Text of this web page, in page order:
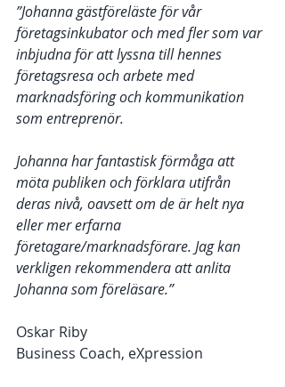
”Johanna gästföreläste för vår
företagsinkubator och med fler som var
inbjudna för att lyssna till hennes
företagsresa och arbete med
marknadsföring och kommunikation
som entreprenör.
Johanna har fantastisk förmåga att
möta publiken och förklara utifrån
deras nivå, oavsett om de är helt nya
eller mer erfarna
företagare/marknadsförare. Jag kan
verkligen rekommendera att anlita
Johanna som föreläsare.”
Oskar Riby
Business Coach, eXpression